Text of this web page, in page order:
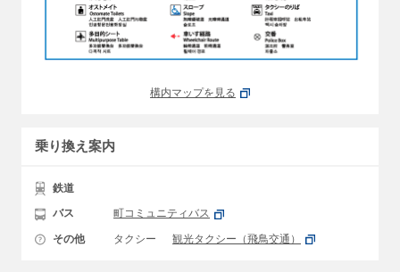
構内マップを見る
乗り換え案内
鉄道
バス 町コミュニティバス
その他 タクシー 観光タクシー（飛鳥交通）